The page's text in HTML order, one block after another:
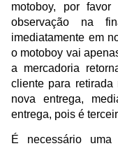
motoboy, por
observação na
imediatamente em
o motoboy vai
a mercadoria
cliente para retirada
nova entrega,
entrega, pois é
É necessário